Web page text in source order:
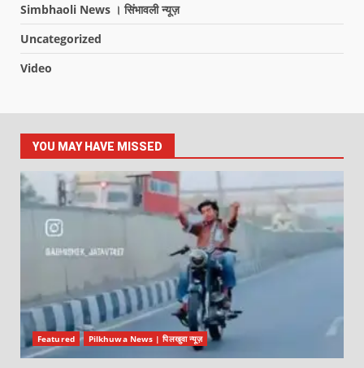
Simbhaoli News । सिंभावली न्यूज़
Uncategorized
Video
YOU MAY HAVE MISSED
Featured Pilkhuwa News | पिलखुवा न्यूज़